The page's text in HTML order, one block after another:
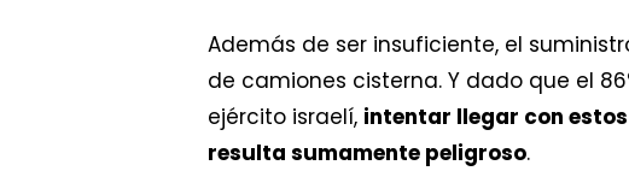
Además de ser insuficiente, el
de camiones cisterna. Y dado que el
ejército israelí, intentar llegar con
resulta sumamente peligroso.